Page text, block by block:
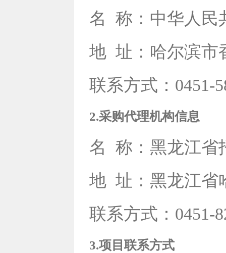
名
称：中华人民
地 址：哈尔滨市
联系方式：0451-
2.采购代理机构信息
名
称：黑龙江省
地 址：黑龙江省
联系方式：0451-
3.项目联系方式